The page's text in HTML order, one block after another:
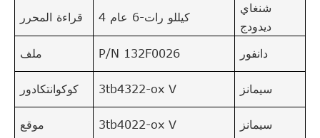
قراءة المحرر 4 كيللو رات-6 عام
شنغاي
ديدودج
ملف P/N 132F0026 دانفور
كوكوانتكادور 3tb4322-ox V سيمانز
موقع 3tb4022-ox V سيمانز